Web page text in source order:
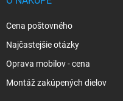
Cena poštovného
Najčastejšie otázky
Oprava mobilov - cena
Montáž zakúpených dielov